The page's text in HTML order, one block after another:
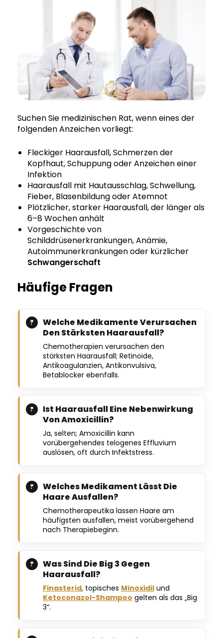
Suchen Sie medizinischen Rat, wenn eines der
folgenden Anzeichen vorliegt:
Fleckiger Haarausfall, Schmerzen der
Kopfhaut, Schuppung oder Anzeichen einer
Infektion
Haarausfall mit Hautausschlag, Schwellung,
Fieber, Blasenbildung oder Atemnot
Plötzlicher, starker Haarausfall, der länger als
6–8 Wochen anhält
Vorgeschichte von
Schilddrüsenerkrankungen, Anämie,
Autoimmunerkrankungen oder kürzlicher
Schwangerschaft
Häufige Fragen
Welche Medikamente Verursachen
Den Stärksten Haarausfall?
Chemotherapien verursachen den
stärksten Haarausfall; Retinoide,
Antikoagulanzien, Antikonvulsiva,
Betablocker ebenfalls.
Ist Haarausfall Eine Nebenwirkung
Von Amoxicillin?
Ja, selten; Amoxicillin kann
vorübergehendes telogenes Effluvium
auslösen, oft durch Infektstress.
Welches Medikament Lässt Die
Haare Ausfallen?
Chemotherapeutika lassen Haare am
häufigsten ausfallen, meist vorübergehend
nach Therapiebeginn.
Was Sind Die Big 3 Gegen
Haarausfall?
Finasterid, topisches Minoxidil und
Ketoconazol-Shampoo gelten als das „Big
3“.